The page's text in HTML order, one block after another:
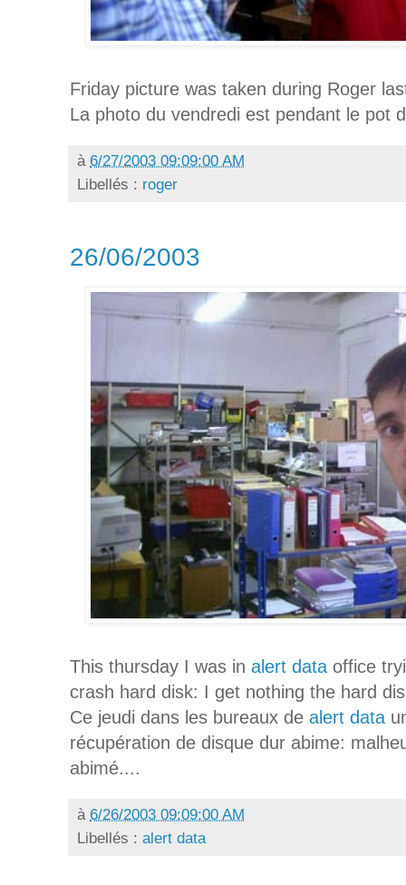
Friday picture was taken during Roger
La photo du vendredi est pendant le pot
à 6/27/2003 09:09:00 AM
Libellés : roger
26/06/2003
This thursday I was in alert data office
crash hard disk: I get nothing the hard
Ce jeudi dans les bureaux de alert data
récupération de disque dur abime:
abimé....
à 6/26/2003 09:09:00 AM
Libellés : alert data